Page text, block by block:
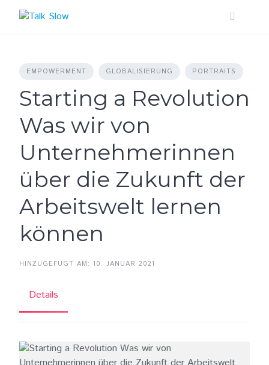
EMPOWERMENT GLOBALISIERUNG PORTRAITS
Starting a Revolution
Was wir von
Unternehmerinnen
über die Zukunft der
Arbeitswelt lernen
können
HINZUGEFÜGT AM: 10. JANUAR 2021
Details